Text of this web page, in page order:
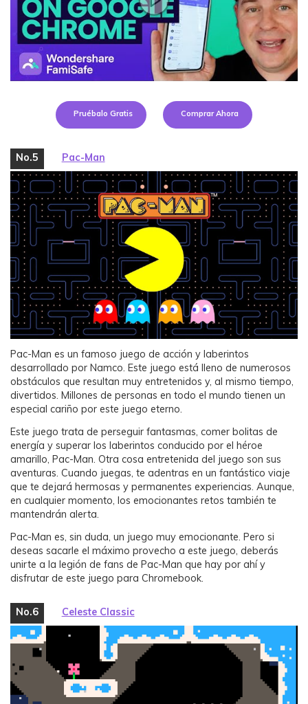
Pruébalo Gratis Comprar Ahora
No.5 Pac-Man
Pac-Man es un famoso juego de acción y laberintos
desarrollado por Namco. Este juego está lleno de numerosos
obstáculos que resultan muy entretenidos y, al mismo tiempo,
divertidos. Millones de personas en todo el mundo tienen un
especial cariño por este juego eterno.
Este juego trata de perseguir fantasmas, comer bolitas de
energía y superar los laberintos conducido por el héroe
amarillo, Pac-Man. Otra cosa entretenida del juego son sus
aventuras. Cuando juegas, te adentras en un fantástico viaje
que te dejará hermosas y permanentes experiencias. Aunque,
en cualquier momento, los emocionantes retos también te
mantendrán alerta.
Pac-Man es, sin duda, un juego muy emocionante. Pero si
deseas sacarle el máximo provecho a este juego, deberás
unirte a la legión de fans de Pac-Man que hay por ahí y
disfrutar de este juego para Chromebook.
No.6 Celeste Classic